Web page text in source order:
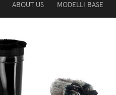
ABOUT US MODELLI BASE